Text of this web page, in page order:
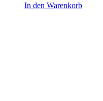
In den Warenkorb